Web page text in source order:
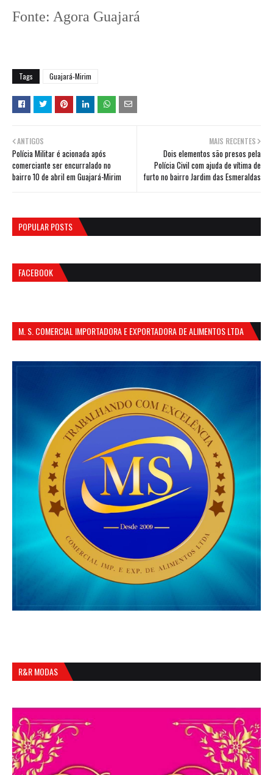
Fonte: Agora Guajará
Tags Guajará-Mirim
MAIS RECENTES
Dois elementos são presos pela
Polícia Civil com ajuda de vítima de
furto no bairro Jardim das Esmeraldas
ANTIGOS
Polícia Militar é acionada após
comerciante ser encurralado no
bairro 10 de abril em Guajará-Mirim
POPULAR POSTS
FACEBOOK
M. S. COMERCIAL IMPORTADORA E EXPORTADORA DE ALIMENTOS LTDA
R&R MODAS